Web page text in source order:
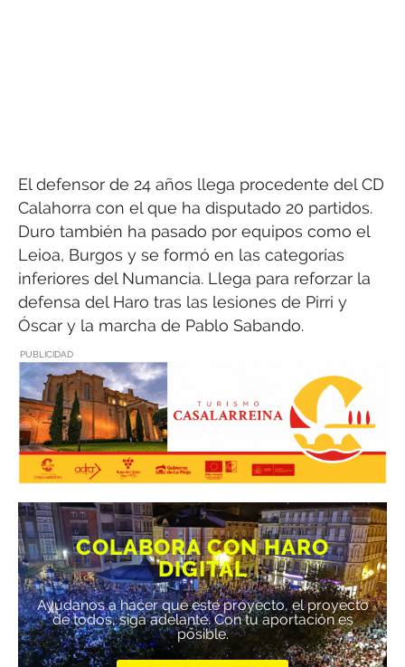
El defensor de 24 años llega procedente del CD
Calahorra con el que ha disputado 20 partidos.
Duro también ha pasado por equipos como el
Leioa, Burgos y se formó en las categorías
inferiores del Numancia. Llega para reforzar la
defensa del Haro tras las lesiones de Pirri y
Óscar y la marcha de Pablo Sabando.
PUBLICIDAD
COLABORA CON HARO
DIGITAL
Ayúdanos a hacer que este proyecto, el proyecto
de todos, siga adelante. Con tu aportación es
posible.